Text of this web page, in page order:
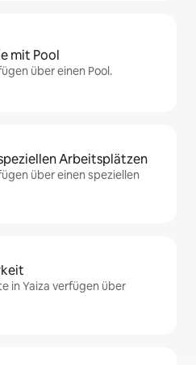
mit Pool
über einen Pool.
Arbeitsplätzen
über einen speziellen
in Yaiza verfügen über